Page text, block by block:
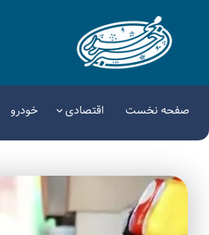
صفحه نخست اقتصادی خودرو